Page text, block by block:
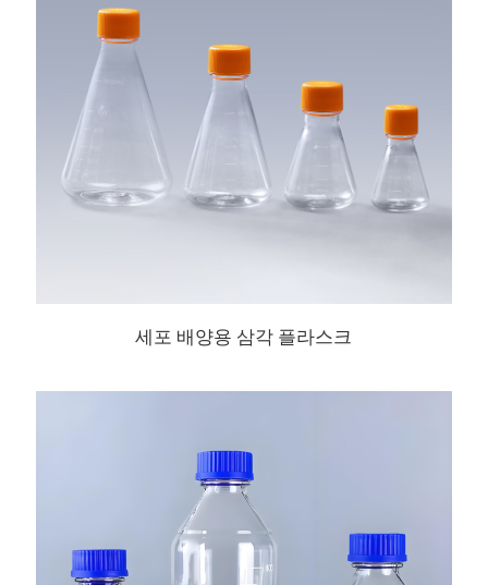
세포 배양용 삼각 플라스크